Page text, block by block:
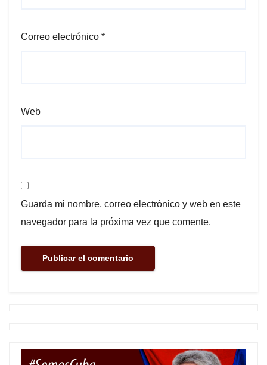
Correo electrónico *
Web
Guarda mi nombre, correo electrónico y web en este
navegador para la próxima vez que comente.